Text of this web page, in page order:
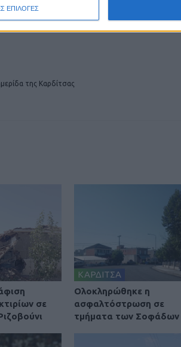
ΕΠΙΛΟΓΕΣ
της Καρδίτσας
σε
ΚΑΡΔΙΤΣΑ
Ολοκληρώθηκε η
ασφαλτόστρωση σε
τμήματα των Σοφάδων